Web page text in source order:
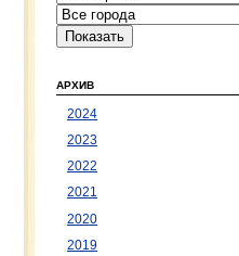
АРХИВ
2024
2023
2022
2021
2020
2019